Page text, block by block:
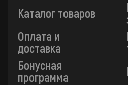
Каталог товаров
Оплата и
доставка
Бонусная
программа